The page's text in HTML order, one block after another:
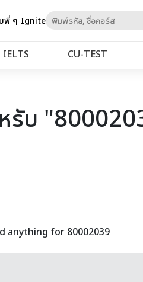
พี่ ๆ Igniteto
IELTS CU‑TEST
รับ
anything for 80002039